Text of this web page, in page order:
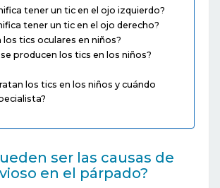
tener un tic en el ojo izquierdo?
tener un tic en el ojo derecho?
los tics oculares en niños?
producen los tics en los niños?
los tics en los niños y cuándo
ser las causas de
en el párpado?